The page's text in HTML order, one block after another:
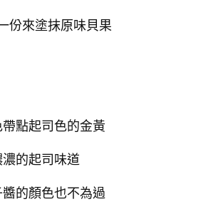
份來塗抹原味貝果
點起司色的金黃
的起司味道
的顏色也不為過